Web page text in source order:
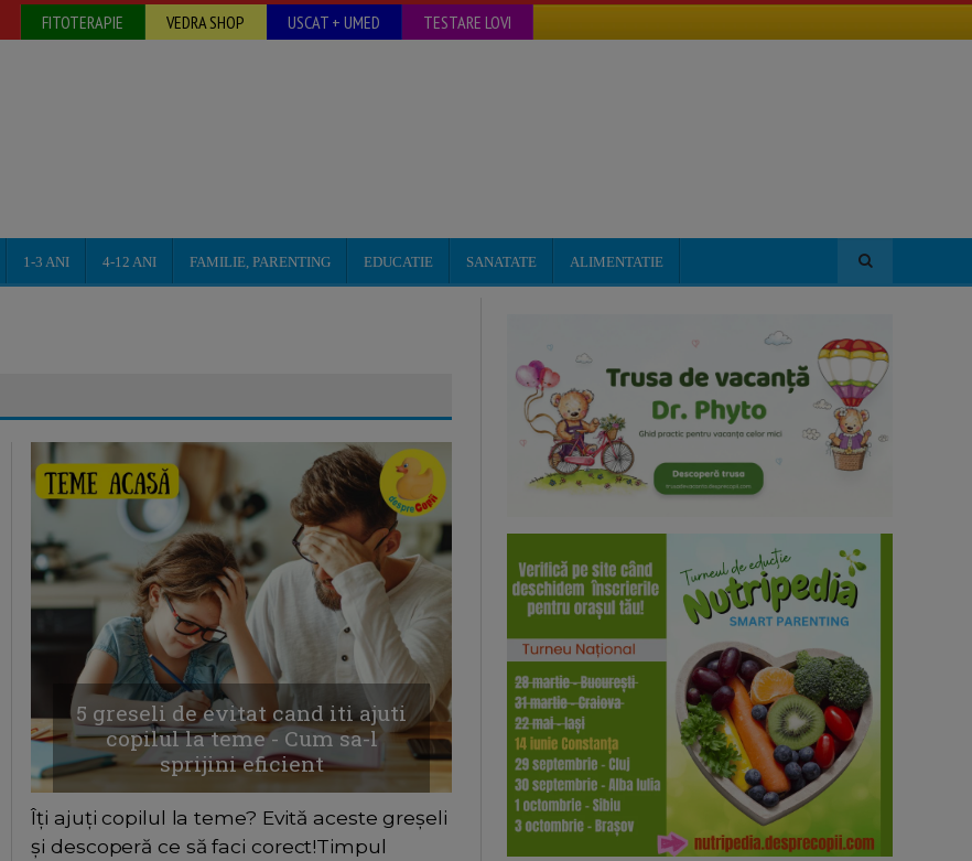
FITOTERAPIE VEDRA SHOP USCAT + UMED TESTARE LOVI
1-3 ANI 4-12 ANI FAMILIE, PARENTING EDUCATIE SANATATE ALIMENTATIE
5 greseli de evitat cand iti ajuti
copilul la teme - Cum sa-l
sprijini eficient
Îți ajuți copilul la teme? Evită aceste greșeli
și descoperă ce să faci corect!Timpul